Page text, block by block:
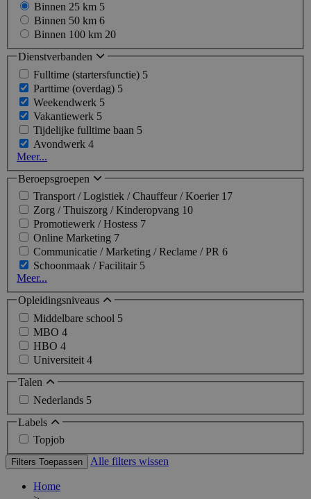
Binnen 25 km 5
Binnen 50 km 6
Binnen 100 km 20
Dienstverbanden
Fulltime (startersfunctie) 5
Parttime (overdag) 5
Weekendwerk 5
Vakantiewerk 5
Tijdelijke fulltime baan 5
Avondwerk 4
Meer...
Beroepsgroepen
Transport / Logistiek / Chauffeur / Koerier 17
Zorg / Thuiszorg / Kinderopvang 10
Promotiewerk / Hostess 7
Online Marketing 7
Communicatie / Marketing / Reclame / PR 6
Schoonmaak / Facilitair 5
Meer...
Opleidingsniveaus
Middelbare school 5
MBO 4
HBO 4
Universiteit 4
Talen
Nederlands 5
Labels
Topjob
Filters Toepassen Alle filters wissen
Home